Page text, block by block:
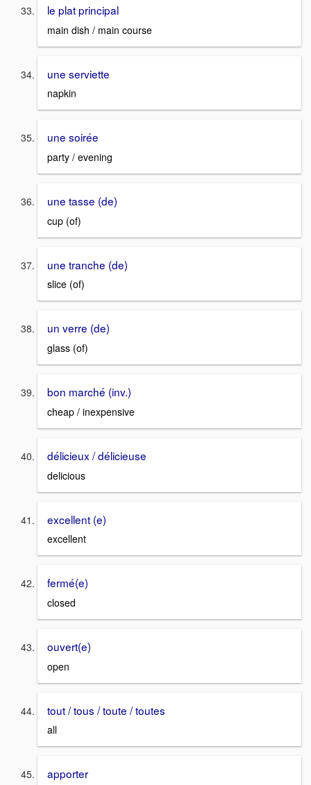
le plat principal
main dish / main course
une serviette
napkin
une soirée
party / evening
une tasse (de)
cup (of)
une tranche (de)
slice (of)
un verre (de)
glass (of)
bon marché (inv.)
cheap / inexpensive
délicieux / délicieuse
delicious
excellent (e)
excellent
fermé(e)
closed
ouvert(e)
open
tout / tous / toute / toutes
all
apporter